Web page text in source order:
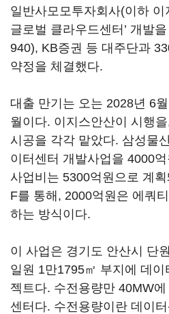
일반사모모투자회사(이하 이
글로벌 클라우드센터’ 개발을
940), KB증권 등 대주단과
약정을 체결했다.
대출 만기는 오는 2028년 6
월이다. 이지스안산이 시행
시공을 각각 맡았다. 삼성물
이터센터 개발사업을 4000
사업비는 5300억원으로 계
F를 통해, 2000억원은 에쿼
하는 방식이다.
이 사업은 경기도 안산시 단
일원 1만1795㎡ 부지에 데
젝트다. 수전용량만 40MW
센터다. 수전용량이란 데이